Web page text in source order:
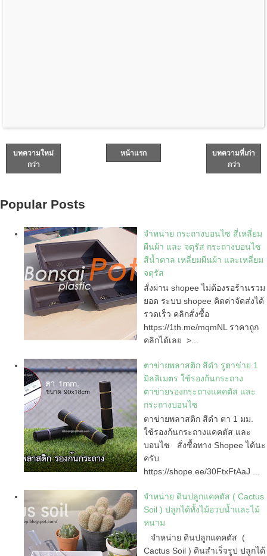
บทความใหม่
กว่า
บทความที่เก่า
กว่า
หน้าแรก
Popular Posts
จำหน่าย กระถางบอนไซ สี่เหลี่ยม
ผืนผ้า และ จตุรัส กระถางบอนไซ
สีน้ำตาล เหลี่ยมผืนผ้า และเหลี่ยม
จตุรัส
สั่งผ่าน shopee ไม่ต้องรอร้านรวม
ยอด ระบบ shopee คิดค่าจัดส่งได้
รวดเร็ว คลิกสั่งซื้อ
https://1th.me/mqmNL ราคาถูก
คลิกได้เลย >...
ตาข่ายพลาสติก สีดำ รูตาข่าย 1
มิลลิเมตร ใช้รองก้นกระถาง
ตาข่ายรองกระถางแคคตัส และ
กระถางบอนไซ
ตาข่ายพลาสติก สีดำ ตา 1 มม.
ใช้รองก้นกระถางแคคตัส และ
บอนไซ สั่งซื้อทาง Shopee ได้นะ
ครับ
https://shope.ee/30FtxFtAaJ ...
จำหน่าย ดินปลูกแคคตัส ( Cactus
Soil ) ปลูกได้ทั้งไม้อวบน้ำและไม้
หนาม
จำหน่าย ดินปลูกแคคตัส (
Cactus Soil ) ดินสำเร็จรูป ปลูกได้